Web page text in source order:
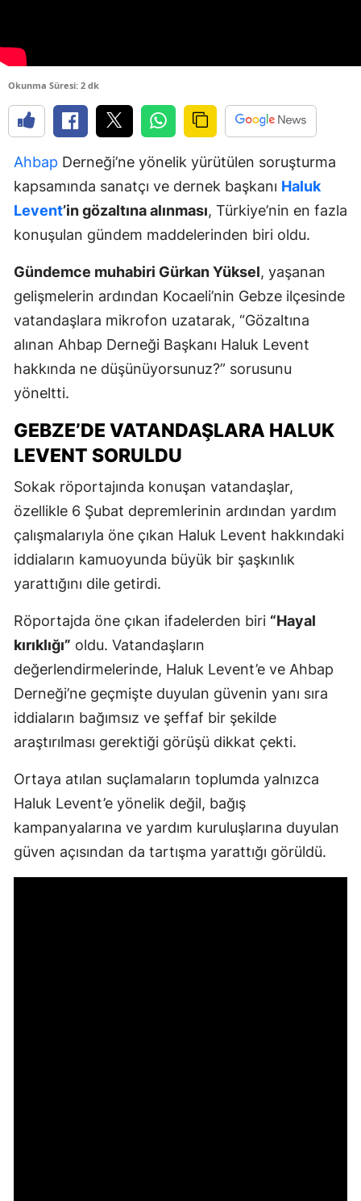
Okunma Süresi: 2 dk
Ahbap Derneği’ne yönelik yürütülen soruşturma
kapsamında sanatçı ve dernek başkanı Haluk
Levent’in gözaltına alınması, Türkiye’nin en fazla
konuşulan gündem maddelerinden biri oldu.
Gündemce muhabiri Gürkan Yüksel, yaşanan
gelişmelerin ardından Kocaeli’nin Gebze ilçesinde
vatandaşlara mikrofon uzatarak, “Gözaltına
alınan Ahbap Derneği Başkanı Haluk Levent
hakkında ne düşünüyorsunuz?” sorusunu
yöneltti.
GEBZE’DE VATANDAŞLARA HALUK
LEVENT SORULDU
Sokak röportajında konuşan vatandaşlar,
özellikle 6 Şubat depremlerinin ardından yardım
çalışmalarıyla öne çıkan Haluk Levent hakkındaki
iddiaların kamuoyunda büyük bir şaşkınlık
yarattığını dile getirdi.
Röportajda öne çıkan ifadelerden biri “Hayal
kırıklığı” oldu. Vatandaşların
değerlendirmelerinde, Haluk Levent’e ve Ahbap
Derneği’ne geçmişte duyulan güvenin yanı sıra
iddiaların bağımsız ve şeffaf bir şekilde
araştırılması gerektiği görüşü dikkat çekti.
Ortaya atılan suçlamaların toplumda yalnızca
Haluk Levent’e yönelik değil, bağış
kampanyalarına ve yardım kuruluşlarına duyulan
güven açısından da tartışma yarattığı görüldü.